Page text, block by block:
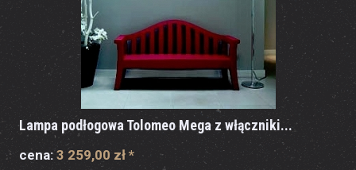
Lampa podłogowa Tolomeo Mega z włączniki...
cena: 3 259,00 zł *